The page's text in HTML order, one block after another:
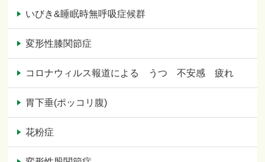
いびき&睡眠時無呼吸症候群
変形性膝関節症
コロナウィルス報道による うつ 不安感 疲れ
胃下垂(ポッコリ腹)
花粉症